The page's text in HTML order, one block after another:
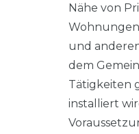
Nähe von
und
dem
Tätigkeiten
installiert